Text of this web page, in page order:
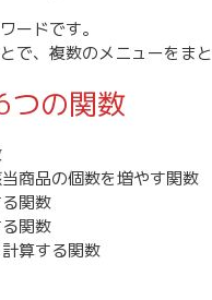
ードです。
で、複数のメニューをま
つの関数
商品の個数を増やす関数
関数
関数
算する関数